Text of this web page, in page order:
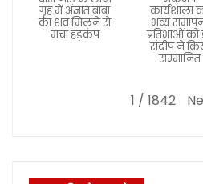
गृह में अज्ञात बाबा
का शव मिलने से
मचा हड़कंप
कार्यशाला
भव्य
प्रतिभाओं को
संदीप ने
सम्मानित
1 / 1842